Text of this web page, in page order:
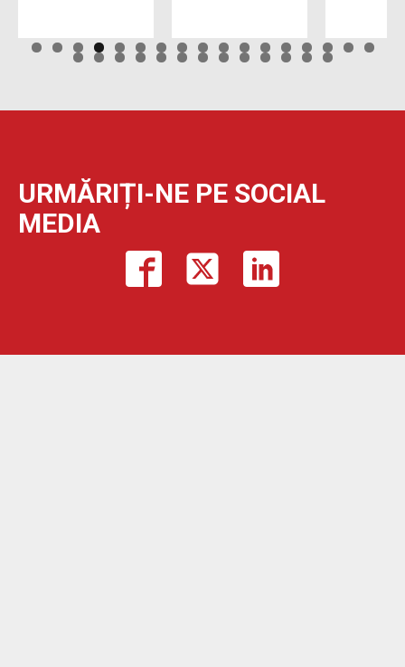
URMĂRIȚI-NE PE SOCIAL
MEDIA